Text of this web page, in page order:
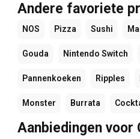
Andere favoriete
NOS Pizza Sushi
Gouda Nintendo Switch
Pannenkoeken Ripples
Monster Burrata
Aanbiedingen voor